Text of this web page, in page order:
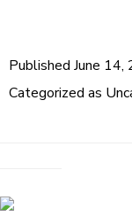
Published June 14,
Categorized as